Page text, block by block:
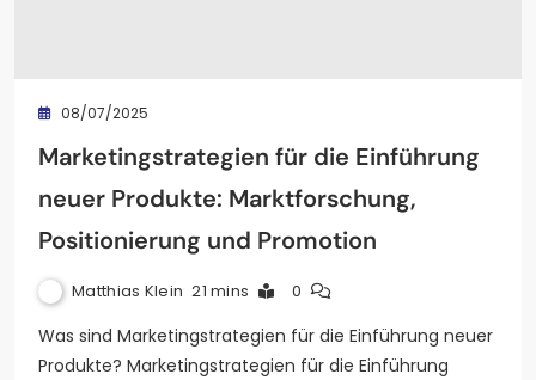
08/07/2025
Marketingstrategien für die Einführung
neuer Produkte: Marktforschung,
Positionierung und Promotion
Matthias Klein 21 mins 0
Was sind Marketingstrategien für die Einführung neuer
Produkte? Marketingstrategien für die Einführung